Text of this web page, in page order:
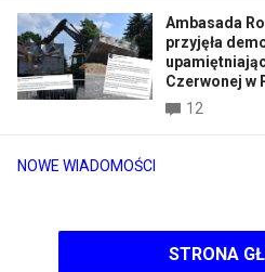
NOWE WIADOMOŚCI
Ambasada
przyjęła
Czerwonej w
12
STRONA